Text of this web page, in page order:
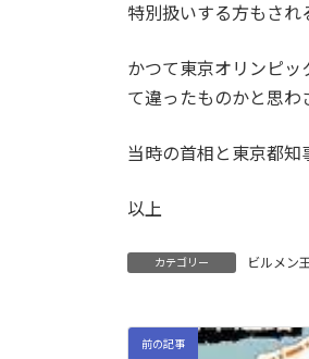
特別扱いする方もされ
かつて東京オリンピ
て違ったものかと思わ
当時の首相と東京都知
以上
カテゴリー ビルメン
前の記事